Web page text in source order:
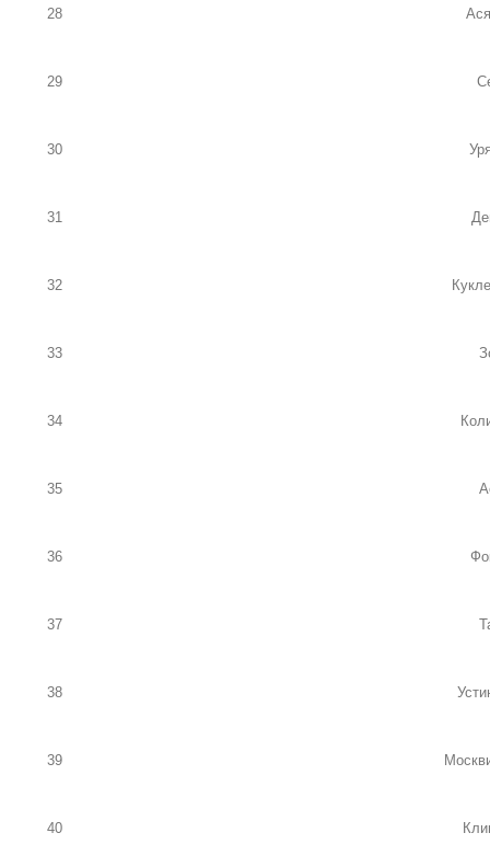
28
29
30
31
32
33
34
35
36
37
38
39
40